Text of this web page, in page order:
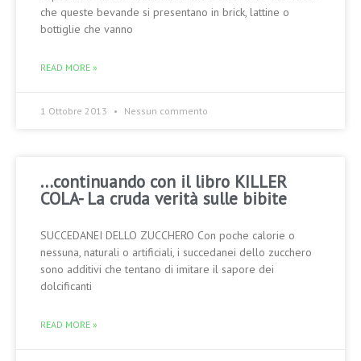
che queste bevande si presentano in brick, lattine o
bottiglie che vanno
READ MORE »
1 Ottobre 2013 Nessun commento
…continuando con il libro KILLER
COLA- La cruda verità sulle bibite
SUCCEDANEI DELLO ZUCCHERO Con poche calorie o
nessuna, naturali o artificiali, i succedanei dello zucchero
sono additivi che tentano di imitare il sapore dei
dolcificanti
READ MORE »